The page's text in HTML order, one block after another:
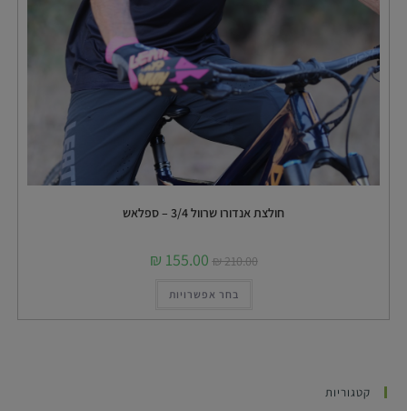
חולצת אנדורו שרוול 3/4 – ספלאש
₪210.00
₪ 155.00
בחר אפשרויות
קטגוריות